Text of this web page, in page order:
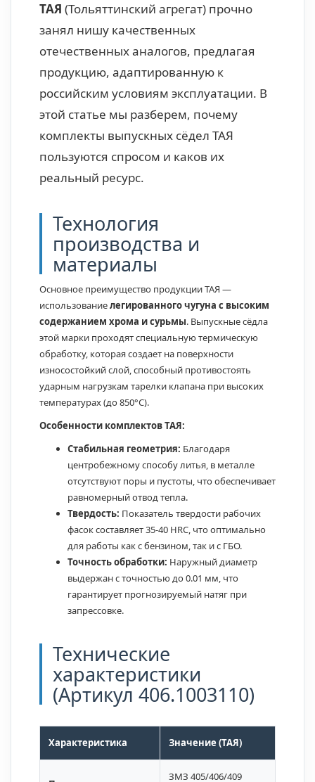
ТАЯ (Тольяттинский агрегат) прочно
занял нишу качественных
отечественных аналогов, предлагая
продукцию, адаптированную к
российским условиям эксплуатации. В
этой статье мы разберем, почему
комплекты выпускных сёдел ТАЯ
пользуются спросом и каков их
реальный ресурс.
Технология
производства и
материалы
Основное преимущество продукции ТАЯ —
использованиелегированного чугуна с высоким
содержанием хрома и сурьмы. Выпускные сёдла
этой марки проходят специальную термическую
обработку, которая создает на поверхности
износостойкий слой, способный противостоять
ударным нагрузкам тарелки клапана при высоких
температурах (до 850°C).
Особенности комплектов ТАЯ:
Стабильная геометрия: Благодаря
центробежному способу литья, в металле
отсутствуют поры и пустоты, что обеспечивает
равномерный отвод тепла.
Твердость: Показатель твердости рабочих
фасок составляет 35-40 HRC, что оптимально
для работы как с бензином, так и с ГБО.
Точность обработки: Наружный диаметр
выдержан с точностью до 0.01 мм, что
гарантирует прогнозируемый натяг при
запрессовке.
Технические
характеристики
(Артикул 406.1003110)
Характеристика Значение (ТАЯ)
ЗМЗ 405/406/409